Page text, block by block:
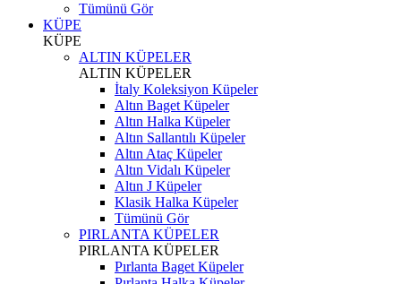
Tümünü Gör
KÜPE
KÜPE
ALTIN KÜPELER
ALTIN KÜPELER
İtaly Koleksiyon Küpeler
Altın Baget Küpeler
Altın Halka Küpeler
Altın Sallantılı Küpeler
Altın Ataç Küpeler
Altın Vidalı Küpeler
Altın J Küpeler
Klasik Halka Küpeler
Tümünü Gör
PIRLANTA KÜPELER
PIRLANTA KÜPELER
Pırlanta Baget Küpeler